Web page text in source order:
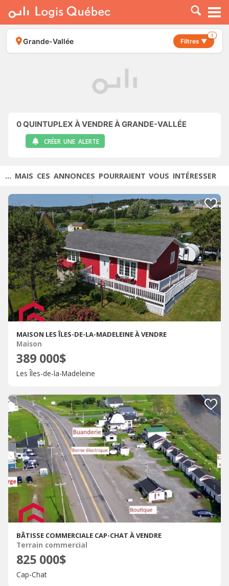
À LOUER
À VENDRE
PLACER UNE ANNONCE
Grande-Vallée Filtres ▼
1
0QUINTUPLEX À VENDRE À GRANDE-VALLÉE
CRÉER UNE ALERTE
... MAIS CES ANNONCES POURRAIENT VOUS INTÉRESSER
MAISON LES ÎLES-DE-LA-MADELEINE À VENDRE
Maison
389 000$
Les Îles-de-la-Madeleine
BÂTISSE COMMERCIALE CAP-CHAT À VENDRE
Terrain commercial
825 000$
Cap-Chat